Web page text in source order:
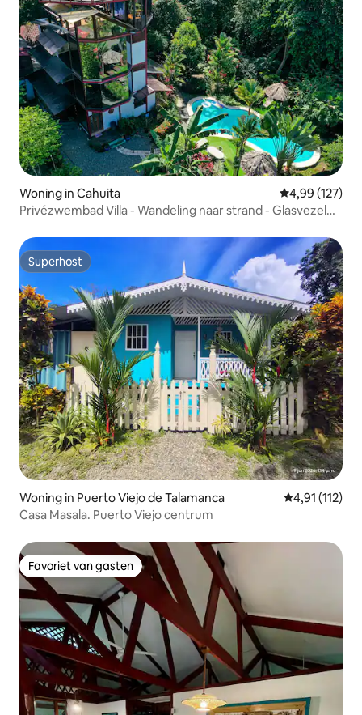
Woning in Cahuita Gemiddelde
4,99 (127)
Privézwembad Villa - Wandeling naar strand - Glasvezel
Superhost
Superhost
Woning in Puerto Viejo de Talamanca Gemiddelde
4,91 (112)
Casa Masala. Puerto Viejo centrum
Favoriet van gasten
Favoriet van gasten